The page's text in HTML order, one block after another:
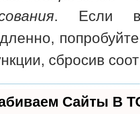
. Если
сбросив
Сайты В